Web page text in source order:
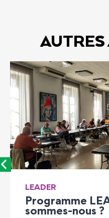
AUTRES
où en